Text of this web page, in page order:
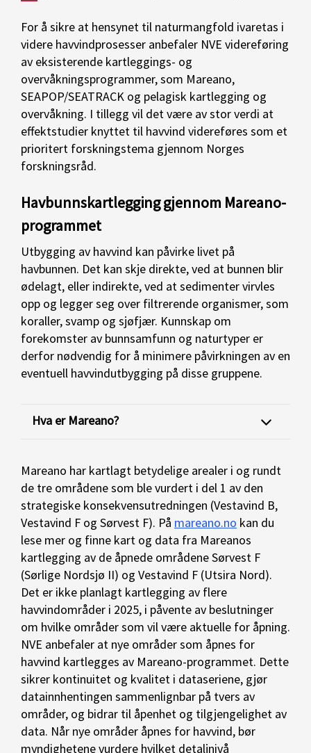
For å sikre at hensynet til naturmangfold ivaretas i
videre havvindprosesser anbefaler NVE videreføring
av eksisterende kartleggings- og
overvåkningsprogrammer, som Mareano,
SEAPOP/SEATRACK og pelagisk kartlegging og
overvåkning. I tillegg vil det være av stor verdi at
effektstudier knyttet til havvind videreføres som et
prioritert forskningstema gjennom Norges
forskningsråd.
Havbunnskartlegging gjennom Mareano-
programmet
Utbygging av havvind kan påvirke livet på
havbunnen. Det kan skje direkte, ved at bunnen blir
ødelagt, eller indirekte, ved at sedimenter virvles
opp og legger seg over filtrerende organismer, som
koraller, svamp og sjøfjær. Kunnskap om
forekomster av bunnsamfunn og naturtyper er
derfor nødvendig for å minimere påvirkningen av en
eventuell havvindutbygging på disse gruppene.
Hva er Mareano?
Mareano har kartlagt betydelige arealer i og rundt
de tre områdene som ble vurdert i del 1 av den
strategiske konsekvensutredningen (Vestavind B,
Vestavind F og Sørvest F). På mareano.no kan du
lese mer og finne kart og data fra Mareanos
kartlegging av de åpnede områdene Sørvest F
(Sørlige Nordsjø II) og Vestavind F (Utsira Nord).
Det er ikke planlagt kartlegging av flere
havvindområder i 2025, i påvente av beslutninger
om hvilke områder som vil være aktuelle for åpning.
NVE anbefaler at nye områder som åpnes for
havvind kartlegges av Mareano-programmet. Dette
sikrer kontinuitet og kvalitet i dataseriene, gjør
datainnhentingen sammenlignbar på tvers av
områder, og bidrar til åpenhet og tilgjengelighet av
data. Når nye områder åpnes for havvind, bør
myndighetene vurdere hvilket detaljnivå